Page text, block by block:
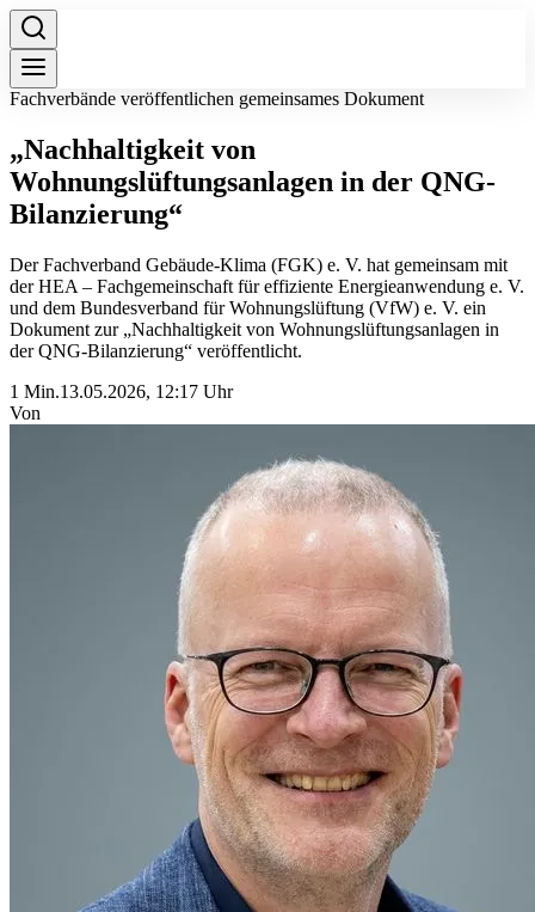
Fachverbände veröffentlichen gemeinsames Dokument
„Nachhaltigkeit von
Wohnungslüftungsanlagen in der QNG-
Bilanzierung“
Der Fachverband Gebäude-Klima (FGK) e. V. hat gemeinsam mit
der HEA – Fachgemeinschaft für effiziente Energieanwendung e. V.
und dem Bundesverband für Wohnungslüftung (VfW) e. V. ein
Dokument zur „Nachhaltigkeit von Wohnungslüftungsanlagen in
der QNG-Bilanzierung“ veröffentlicht.
1 Min.13.05.2026, 12:17 Uhr
Von